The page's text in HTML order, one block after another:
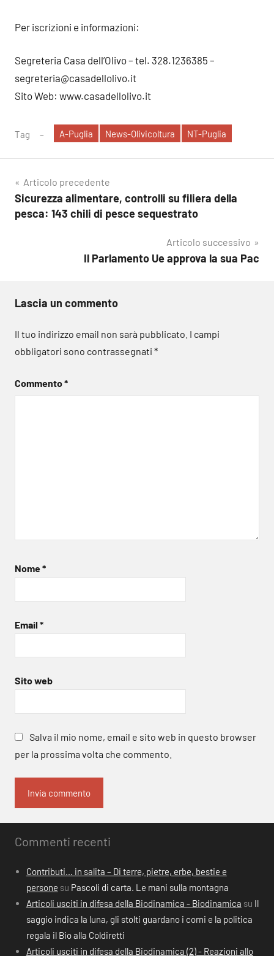
Per iscrizioni e informazioni:
Segreteria Casa dell’Olivo – tel. 328.1236385 –
segreteria@casadellolivo.it
Sito Web: www.casadellolivo.it
Tag A-Puglia News-Olivicoltura NT-Puglia
Navigazione
articoli
Articolo precedente
Sicurezza alimentare, controlli su filiera della
pesca: 143 chili di pesce sequestrato
Articolo successivo
Il Parlamento Ue approva la sua Pac
Lascia un commento
Il tuo indirizzo email non sarà pubblicato. I campi
obbligatori sono contrassegnati *
Commento*
Nome*
Email *
Sito web
Salva il mio nome, email e sito web in questo browser
per la prossima volta che commento.
Commenti recenti
Contributi… in salita – Di terre, pietre, erbe, bestie e
persone su Pascoli di carta. Le mani sulla montagna
Articoli usciti in difesa della Biodinamica - Biodinamica su Il
saggio indica la luna, gli stolti guardano i corni e la politica
regala il Bio alla Coldiretti
Articoli usciti in difesa della Biodinamica (2) - Reazioni allo